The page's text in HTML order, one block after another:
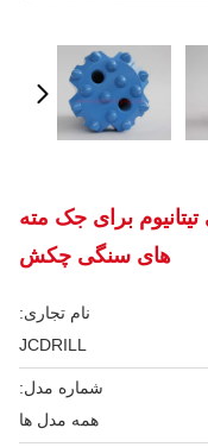
برای جک مته
های سنگی چکش
نام تجاری:
JCDRILL
شماره مدل:
همه مدل ها